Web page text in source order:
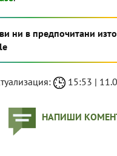
ни в предпочитани
15:53 |
НАПИШИ